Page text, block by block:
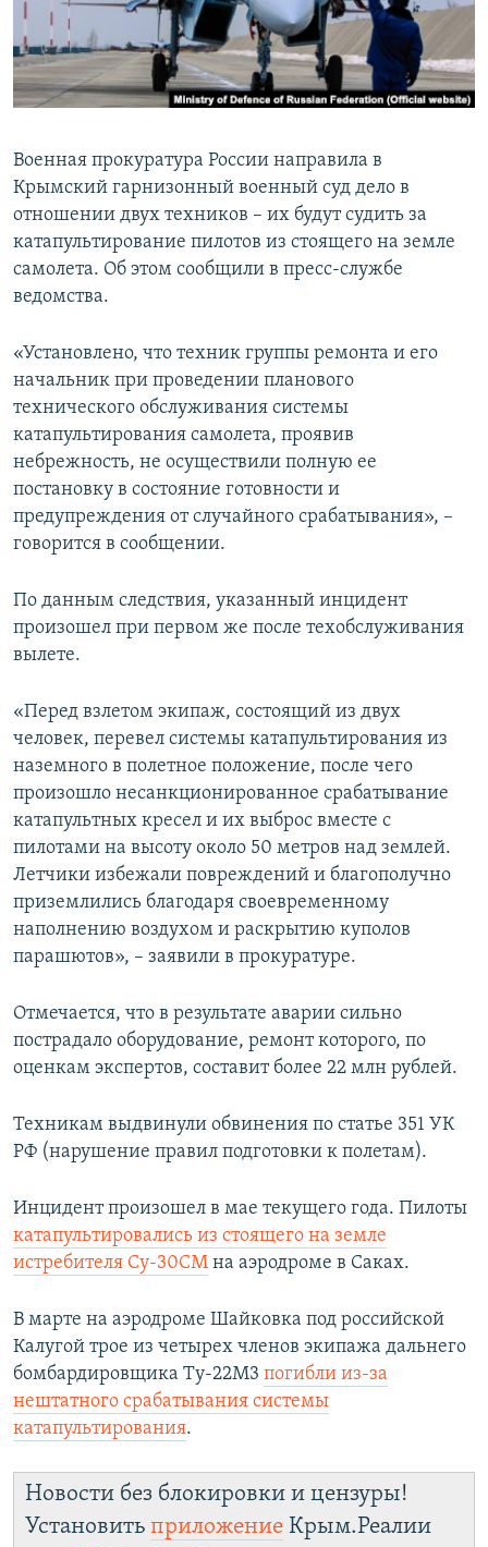
ПОБЕДИТЕЛЕЙ НЕ СУДЯТ?
КРЫМ.НЕПОКОРЕННЫЙ
ELIFBE
ПРИСОЕДИНЯЙТЕСЬ!
Все сайты RFE/RL
Военная прокуратура России направила в
Крымский гарнизонный военный суд дело в
отношении двух техников – их будут судить за
катапультирование пилотов из стоящего на земле
самолета. Об этом сообщили в пресс-службе
ведомства.
«Установлено, что техник группы ремонта и его
начальник при проведении планового
технического обслуживания системы
катапультирования самолета, проявив
небрежность, не осуществили полную ее
постановку в состояние готовности и
предупреждения от случайного срабатывания», –
говорится в сообщении.
По данным следствия, указанный инцидент
произошел при первом же после техобслуживания
вылете.
«Перед взлетом экипаж, состоящий из двух
человек, перевел системы катапультирования из
наземного в полетное положение, после чего
произошло несанкционированное срабатывание
катапультных кресел и их выброс вместе с
пилотами на высоту около 50 метров над землей.
Летчики избежали повреждений и благополучно
приземлились благодаря своевременному
наполнению воздухом и раскрытию куполов
парашютов», – заявили в прокуратуре.
Отмечается, что в результате аварии сильно
пострадало оборудование, ремонт которого, по
оценкам экспертов, составит более 22 млн рублей.
Техникам выдвинули обвинения по статье 351 УК
РФ (нарушение правил подготовки к полетам).
Инцидент произошел в мае текущего года. Пилоты
катапультировались из стоящего на земле
истребителя Су-30СМ на аэродроме в Саках.
В марте на аэродроме Шайковка под российской
Калугой трое из четырех членов экипажа дальнего
бомбардировщика Ту-22М3 погибли из-за
нештатного срабатывания системы
катапультирования.
Новости без блокировки и цензуры!
Установить приложение Крым.Реалии